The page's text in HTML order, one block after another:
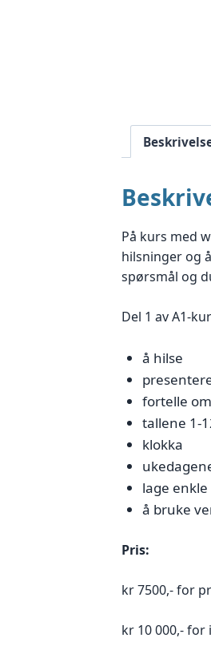
På kurs med
hilsninger og
spørsmål og
Del 1 av A1-
å hilse
fortelle
tallene 1-
klokka
lage
å bruke
Pris:
kr 7500,- for
kr 10 000,-